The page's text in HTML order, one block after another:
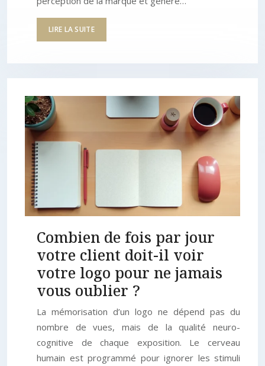
LIRE LA SUITE
Combien de fois par jour
votre client doit-il voir
votre logo pour ne jamais
vous oublier ?
La mémorisation d’un logo ne dépend pas du
nombre de vues, mais de la qualité neuro-
cognitive de chaque exposition. Le cerveau
humain est programmé pour ignorer les stimuli